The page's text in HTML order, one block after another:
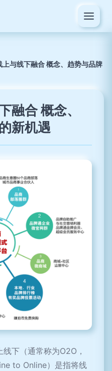
上与线下融合 概念、趋势与品牌
融合 概念、
新机遇
下（通常称为O2O，
to Online）是指将线